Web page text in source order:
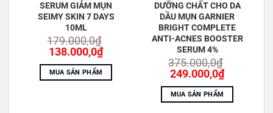
SERUM GIẢM MỤN
SEIMY SKIN 7 DAYS
10ML
179.000,0₫
Giá
gốc
là:
179.000,0₫.
138.000,0₫Giá
hiện
là:
MUA SẢN PHẨM
DƯỠNG CHẤT CHO DA
DẦU MỤN GARNIER
BRIGHT COMPLETE
ANTI-ACNES BOOSTER
SERUM 4%
375.000,0₫
Giá
gốc
là:
375.000,0₫.
249.000,0₫Giá
hiện
là:
MUA SẢN PHẨM